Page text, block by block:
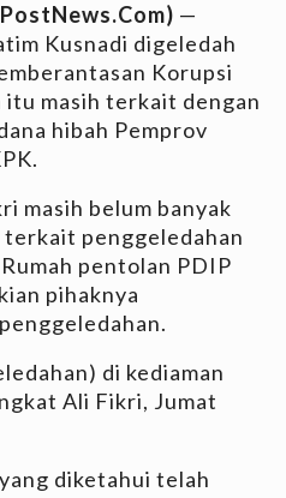
—
Kusnadi digeledah
Korupsi
itu masih terkait dengan
hibah Pemprov
masih belum banyak
penggeledahan
pentolan PDIP
pihaknya
di kediaman
Ali Fikri, Jumat
diketahui telah